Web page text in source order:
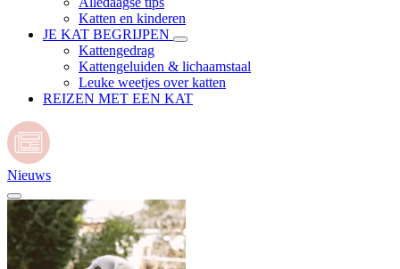
Katten en kinderen
JE KAT BEGRIJPEN
Kattengedrag
Kattengeluiden & lichaamstaal
Leuke weetjes over katten
REIZEN MET EEN KAT
Nieuws